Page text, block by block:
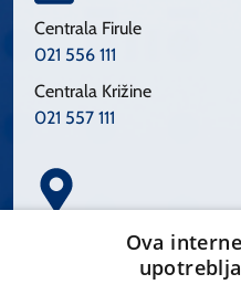
Centrala Firule
021 556 111
Centrala Križine
021 557 111
Spinčićeva 1, 21000 Split
Ova